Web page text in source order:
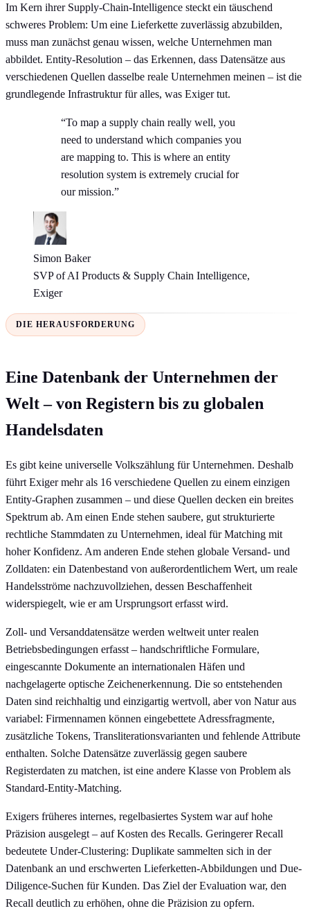
Im Kern ihrer Supply-Chain-Intelligence steckt ein täuschend
schweres Problem: Um eine Lieferkette zuverlässig abzubilden,
muss man zunächst genau wissen, welche Unternehmen man
abbildet. Entity-Resolution – das Erkennen, dass Datensätze aus
verschiedenen Quellen dasselbe reale Unternehmen meinen – ist die
grundlegende Infrastruktur für alles, was Exiger tut.
“To map a supply chain really well, you
need to understand which companies you
are mapping to. This is where an entity
resolution system is extremely crucial for
our mission.”
Simon Baker
SVP of AI Products & Supply Chain Intelligence,
Exiger
DIE HERAUSFORDERUNG
Eine Datenbank der Unternehmen der
Welt – von Registern bis zu globalen
Handelsdaten
Es gibt keine universelle Volkszählung für Unternehmen. Deshalb
führt Exiger mehr als 16 verschiedene Quellen zu einem einzigen
Entity-Graphen zusammen – und diese Quellen decken ein breites
Spektrum ab. Am einen Ende stehen saubere, gut strukturierte
rechtliche Stammdaten zu Unternehmen, ideal für Matching mit
hoher Konfidenz. Am anderen Ende stehen globale Versand- und
Zolldaten: ein Datenbestand von außerordentlichem Wert, um reale
Handelsströme nachzuvollziehen, dessen Beschaffenheit
widerspiegelt, wie er am Ursprungsort erfasst wird.
Zoll- und Versanddatensätze werden weltweit unter realen
Betriebsbedingungen erfasst – handschriftliche Formulare,
eingescannte Dokumente an internationalen Häfen und
nachgelagerte optische Zeichenerkennung. Die so entstehenden
Daten sind reichhaltig und einzigartig wertvoll, aber von Natur aus
variabel: Firmennamen können eingebettete Adressfragmente,
zusätzliche Tokens, Transliterationsvarianten und fehlende Attribute
enthalten. Solche Datensätze zuverlässig gegen saubere
Registerdaten zu matchen, ist eine andere Klasse von Problem als
Standard-Entity-Matching.
Exigers früheres internes, regelbasiertes System war auf hohe
Präzision ausgelegt – auf Kosten des Recalls. Geringerer Recall
bedeutete Under-Clustering: Duplikate sammelten sich in der
Datenbank an und erschwerten Lieferketten-Abbildungen und Due-
Diligence-Suchen für Kunden. Das Ziel der Evaluation war, den
Recall deutlich zu erhöhen, ohne die Präzision zu opfern.